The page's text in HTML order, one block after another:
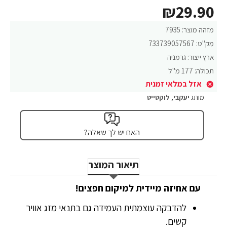
מזהה מוצר: 7935
מק"ט: 733739057567
ארץ ייצור: גרמניה
תכולה: 177 מ"ל
אזל במלאי זמנית
₪29.90
מותג יעקבי, לוקטייט
האם יש לך שאלה?
תיאור המוצר
עם אחיזה מיידית למיקום חפצים!
להדבקה עוצמתית העמידה גם בתנאי מזג אוויר
קשים.